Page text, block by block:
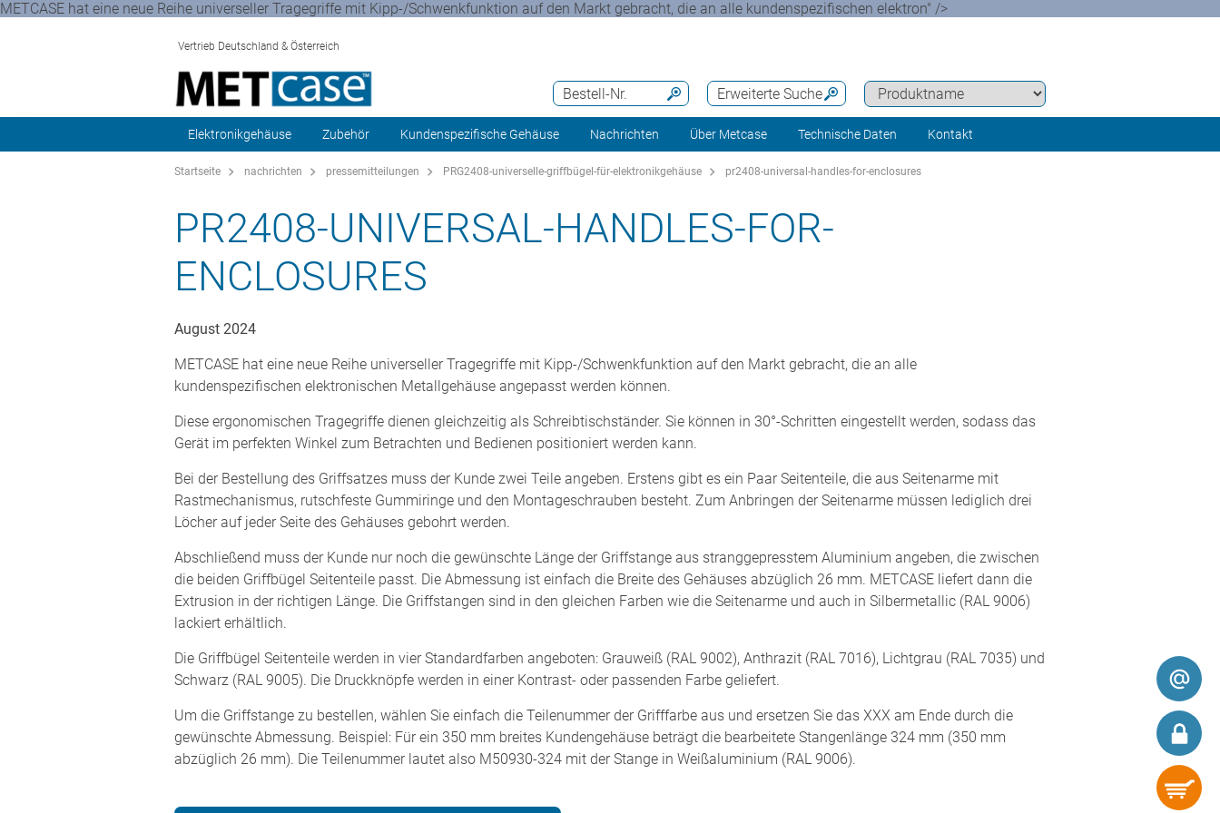
METCASE hat eine neue Reihe universeller Tragegriffe mit Kipp-/Schwenkfunktion auf den Markt gebracht, die an alle kundenspezifischen elektron" />
Vertrieb Deutschland & Österreich
Erweiterte Suche
Bestell-Nr.
Elektronikgehäuse Zubehör Kundenspezifische Gehäuse Nachrichten Über Metcase Technische Daten Kontakt
Startseite nachrichten pressemitteilungen PRG2408-universelle-griffbügel-für-elektronikgehäuse pr2408-universal-handles-for-enclosures
PR2408-UNIVERSAL-HANDLES-FOR-
ENCLOSURES
August 2024
METCASE hat eine neue Reihe universeller Tragegriffe mit Kipp-/Schwenkfunktion auf den Markt gebracht, die an alle
kundenspezifischen elektronischen Metallgehäuse angepasst werden können.
Diese ergonomischen Tragegriffe dienen gleichzeitig als Schreibtischständer. Sie können in 30°-Schritten eingestellt werden, sodass das
Gerät im perfekten Winkel zum Betrachten und Bedienen positioniert werden kann.
Bei der Bestellung des Griffsatzes muss der Kunde zwei Teile angeben. Erstens gibt es ein Paar Seitenteile, die aus Seitenarme mit
Rastmechanismus, rutschfeste Gummiringe und den Montageschrauben besteht. Zum Anbringen der Seitenarme müssen lediglich drei
Löcher auf jeder Seite des Gehäuses gebohrt werden.
Abschließend muss der Kunde nur noch die gewünschte Länge der Griffstange aus stranggepresstem Aluminium angeben, die zwischen
die beiden Griffbügel Seitenteile passt. Die Abmessung ist einfach die Breite des Gehäuses abzüglich 26 mm. METCASE liefert dann die
Extrusion in der richtigen Länge. Die Griffstangen sind in den gleichen Farben wie die Seitenarme und auch in Silbermetallic (RAL 9006)
lackiert erhältlich.
Die Griffbügel Seitenteile werden in vier Standardfarben angeboten: Grauweiß (RAL 9002), Anthrazit (RAL 7016), Lichtgrau (RAL 7035) und
Schwarz (RAL 9005). Die Druckknöpfe werden in einer Kontrast- oder passenden Farbe geliefert.
Um die Griffstange zu bestellen, wählen Sie einfach die Teilenummer der Grifffarbe aus und ersetzen Sie das XXX am Ende durch die
gewünschte Abmessung. Beispiel: Für ein 350 mm breites Kundengehäuse beträgt die bearbeitete Stangenlänge 324 mm (350 mm
abzüglich 26 mm). Die Teilenummer lautet also M50930-324 mit der Stange in Weißaluminium (RAL 9006).